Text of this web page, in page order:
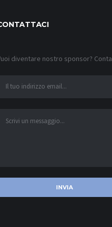
diventare nostro sponsor?